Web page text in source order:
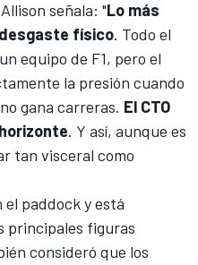
señala: "Lo más
físico. Todo el
equipo de F1, pero el
la presión cuando
gana carreras. El CTO
. Y así, aunque es
tan visceral como
paddock y está
principales figuras
consideró que los